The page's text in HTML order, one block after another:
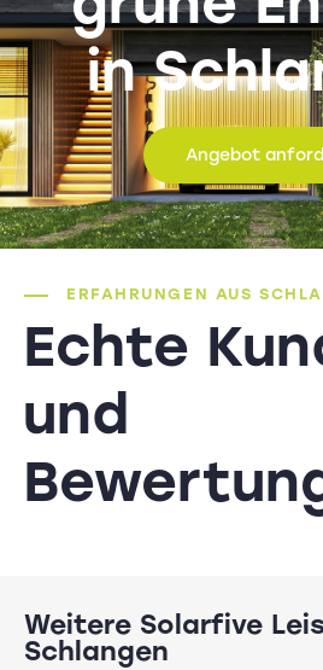
in
Angebot
ERFAHRUNGEN AUS
Echte
und
Weitere Solarfive
Schlangen